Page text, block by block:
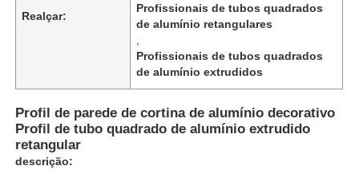
Realçar:
Profissionais de tubos quadrados
de alumínio retangulares
Profissionais de tubos quadrados
de alumínio extrudidos
Profil de parede de cortina de alumínio decorativo
Profil de tubo quadrado de alumínio extrudido
retangular
descrição: